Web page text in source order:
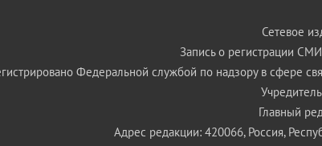
Сетевое
Запись о регистрации
Федеральной службой по надзору в сфере
Главный
Адрес редакции: 420066, Россия,